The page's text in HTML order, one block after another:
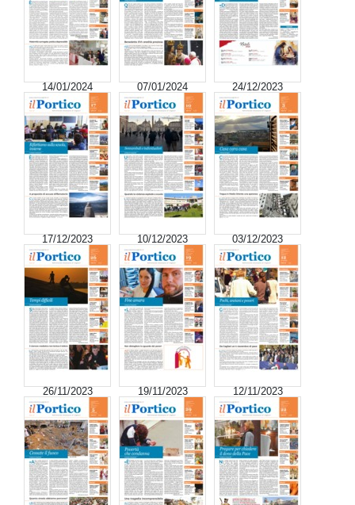
14/01/2024 07/01/2024 24/12/2023
17/12/2023 10/12/2023 03/12/2023
26/11/2023 19/11/2023 12/11/2023